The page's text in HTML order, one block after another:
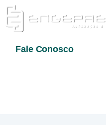
Fale Conosco